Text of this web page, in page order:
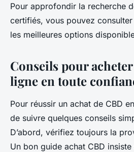
Pour approfondir la recherche
certifiés, vous pouvez
les meilleures options
Conseils pour
ligne en toute
Pour réussir un achat de CBD
de suivre quelques conseils
D’abord, vérifiez toujours la
Un bon guide achat CBD